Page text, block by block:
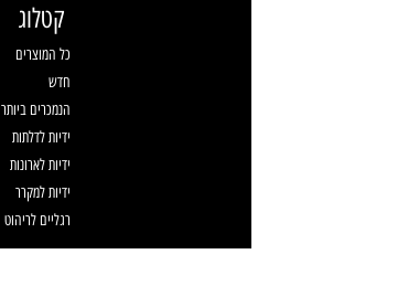
קטלוג
כל המוצרים
חדש
הנמכרים ביותר
ידיות לדלתות
ידיות לארונות
ידיות למקרר
רגליים לריהוט